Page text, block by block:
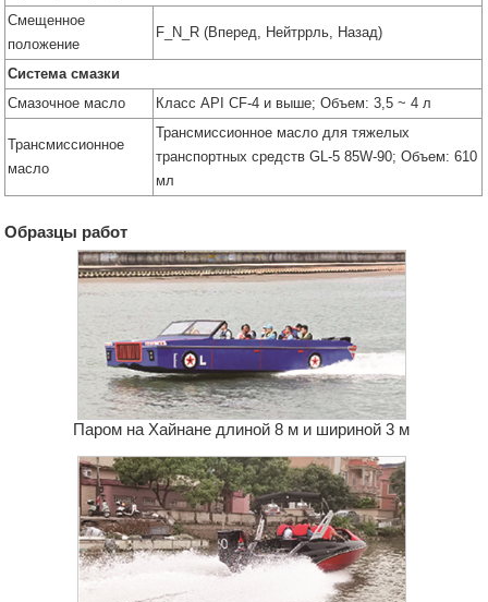
Смещенное
положение
F_N_R (Вперед, Нейтррль, Назад)
Система смазки
Смазочное масло
Класс API CF-4 и выше; Объем: 3,5 ~ 4 л
Трансмиссионное
масло
Трансмиссионное масло для тяжелых
транспортных средств GL-5 85W-90; Объем: 610
мл
Образцы работ
Паром на Хайнане длиной 8 м и шириной 3 м